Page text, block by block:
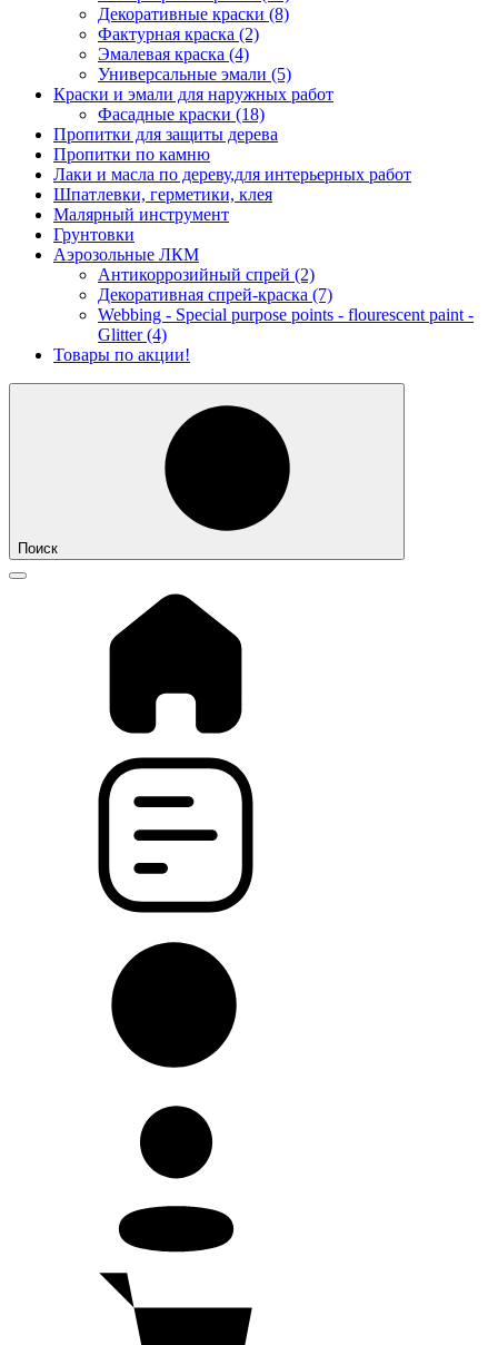
Декоративные краски (8)
Фактурная краска (2)
Эмалевая краска (4)
Универсальные эмали (5)
Краски и эмали для наружных работ
Фасадные краски (18)
Пропитки для защиты дерева
Пропитки по камню
Лаки и масла по дереву,для интерьерных работ
Шпатлевки, герметики, клея
Малярный инструмент
Грунтовки
Аэрозольные ЛКМ
Антикоррозийный спрей (2)
Декоративная спрей-краска (7)
Webbing - Special purpose points - flourescent paint -
Glitter (4)
Товары по акции!
Поиск